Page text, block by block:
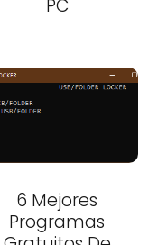
PC
6 Mejores
Programas